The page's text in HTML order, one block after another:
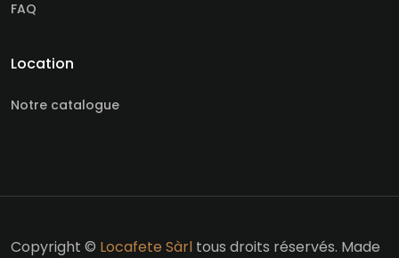
FAQ
Location
Notre catalogue
Copyright © Locafete Sàrl tous droits réservés. Made